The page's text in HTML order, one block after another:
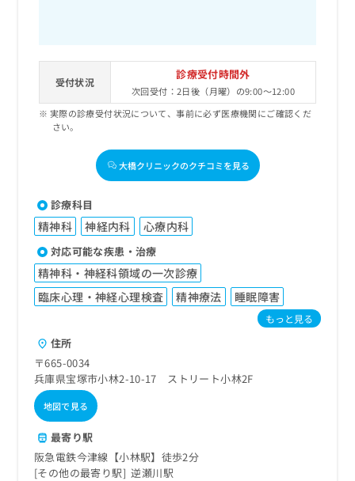
受付状況
診療受付時間外
次回受付：2日後（月曜）の9:00～12:00
実際の診療受付状況について、事前に必ず医療機関にご確認くだ
さい。
大橋クリニックのクチコミを見る
診療科目
精神科 神経内科 心療内科
対応可能な疾患・治療
精神科・神経科領域の一次診療
臨床心理・神経心理検査
精神療法 睡眠障害
もっと見る
住所
〒665-0034
兵庫県宝塚市小林2-10-17 ストリート小林2F
地図で見る
最寄り駅
阪急電鉄今津線【小林駅】徒歩2分
その他の最寄り駅
逆瀬川駅